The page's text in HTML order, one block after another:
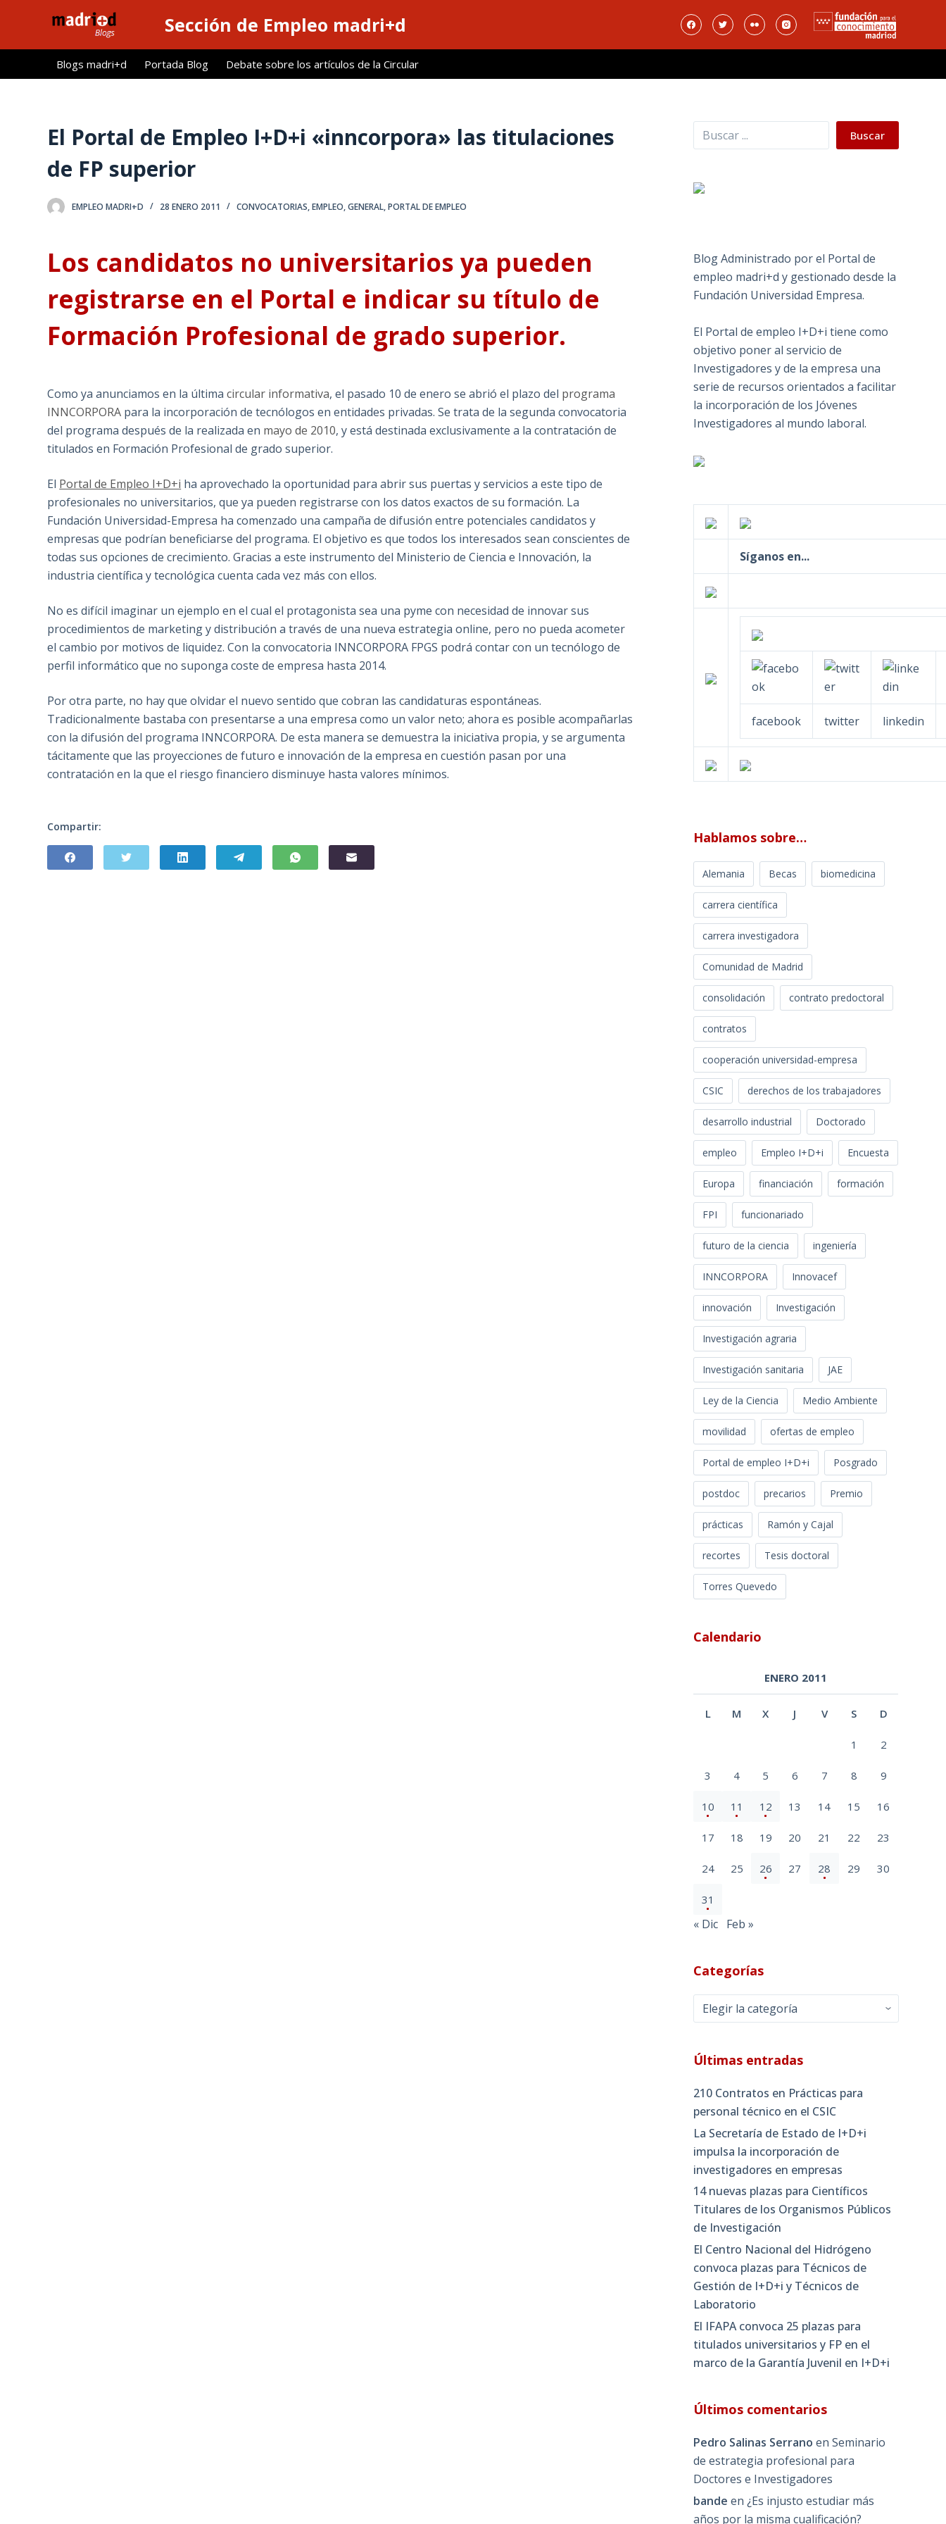
l
Sección de Empleo madri+d
Blogs madri+d Portada Blog Debate sobre los artículos de la Circular
El Portal de Empleo I+D+i «inncorpora» las titulaciones
de FP superior
EMPLEO MADRI+D 28 ENERO 2011 CONVOCATORIAS,EMPLEO,GENERAL,PORTAL DE EMPLEO
Los candidatos no universitarios ya pueden
registrarse en el Portal e indicar su título de
Formación Profesional de grado superior.
Como ya anunciamos en la últimacircular informativa, el pasado 10 de enero se abrió el plazo del programa
INNCORPORA para la incorporación de tecnólogos en entidades privadas. Se trata de la segunda convocatoria
del programa después de la realizada en mayo de 2010, y está destinada exclusivamente a la contratación de
titulados en Formación Profesional de grado superior.
El Portal de Empleo I+D+i ha aprovechado la oportunidad para abrir sus puertas y servicios a este tipo de
profesionales no universitarios, que ya pueden registrarse con los datos exactos de su formación. La
Fundación Universidad-Empresa ha comenzado una campaña de difusión entre potenciales candidatos y
empresas que podrían beneficiarse del programa. El objetivo es que todos los interesados sean conscientes de
todas sus opciones de crecimiento. Gracias a este instrumento del Ministerio de Ciencia e Innovación, la
industria científica y tecnológica cuenta cada vez más con ellos.
No es difícil imaginar un ejemplo en el cual el protagonista sea una pyme con necesidad de innovar sus
procedimientos de marketing y distribución a través de una nueva estrategia online, pero no pueda acometer
el cambio por motivos de liquidez. Con la convocatoria INNCORPORA FPGS podrá contar con un tecnólogo de
perfil informático que no suponga coste de empresa hasta 2014.
Por otra parte, no hay que olvidar el nuevo sentido que cobran las candidaturas espontáneas.
Tradicionalmente bastaba con presentarse a una empresa como un valor neto; ahora es posible acompañarlas
con la difusión del programa INNCORPORA. De esta manera se demuestra la iniciativa propia, y se argumenta
tácitamente que las proyecciones de futuro e innovación de la empresa en cuestión pasan por una
contratación en la que el riesgo financiero disminuye hasta valores mínimos.
Compartir:
Buscar Buscar
Blog Administrado por el Portal de
empleo madri+d y gestionado desde la
Fundación Universidad Empresa.
El Portal de empleo I+D+i tiene como
objetivo poner al servicio de
Investigadores y de la empresa una
serie de recursos orientados a facilitar
la incorporación de los Jóvenes
Investigadores al mundo laboral.
Síganos en...
facebook twitter linkedin
Hablamos sobre…
Alemania Becas biomedicina
carrera científica
carrera investigadora
Comunidad de Madrid
consolidación contrato predoctoral
contratos
cooperación universidad-empresa
CSIC derechos de los trabajadores
desarrollo industrial Doctorado
empleo Empleo I+D+i Encuesta
Europa financiación formación
FPI funcionariado
futuro de la ciencia ingeniería
INNCORPORA Innovacef
innovación Investigación
Investigación agraria
Investigación sanitaria JAE
Ley de la Ciencia Medio Ambiente
movilidad ofertas de empleo
Portal de empleo I+D+i Posgrado
postdoc precarios Premio
prácticas Ramón y Cajal
recortes Tesis doctoral
Torres Quevedo
Calendario
ENERO 2011
L M X J V S D
1 2
3 4 5 6 7 8 9
10 11 12 13 14 15 16
17 18 19 20 21 22 23
24 25 26 27 28 29 30
31
« Dic Feb »
Categorías
Categorías
Últimas entradas
210 Contratos en Prácticas para
personal técnico en el CSIC
La Secretaría de Estado de I+D+i
impulsa la incorporación de
investigadores en empresas
14 nuevas plazas para Científicos
Titulares de los Organismos Públicos
de Investigación
El Centro Nacional del Hidrógeno
convoca plazas para Técnicos de
Gestión de I+D+i y Técnicos de
Laboratorio
El IFAPA convoca 25 plazas para
titulados universitarios y FP en el
marco de la Garantía Juvenil en I+D+i
Últimos comentarios
Pedro Salinas Serrano enSeminario
de estrategia profesional para
Doctores e Investigadores
bande en¿Es injusto estudiar más
años por la misma cualificación?